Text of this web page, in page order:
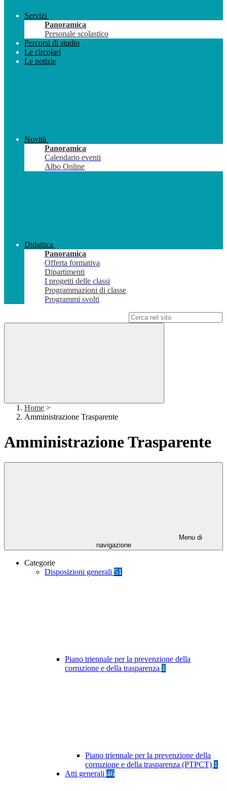
Servizi
Panoramica
Personale scolastico
Percorsi di studio
Le circolari
Le notizie
Novità
Panoramica
Calendario eventi
Albo Online
Didattica
Panoramica
Offerta formativa
Dipartimenti
I progetti delle classi
Programmazioni di classe
Programmi svolti
Home >
Amministrazione Trasparente
Amministrazione Trasparente
Menu di
navigazione
Categorie
Disposizioni generali 51
Piano triennale per la prevenzione della
corruzione e della trasparenza 1
Piano triennale per la prevenzione della
corruzione e della trasparenza (PTPCT) 1
Atti generali 46